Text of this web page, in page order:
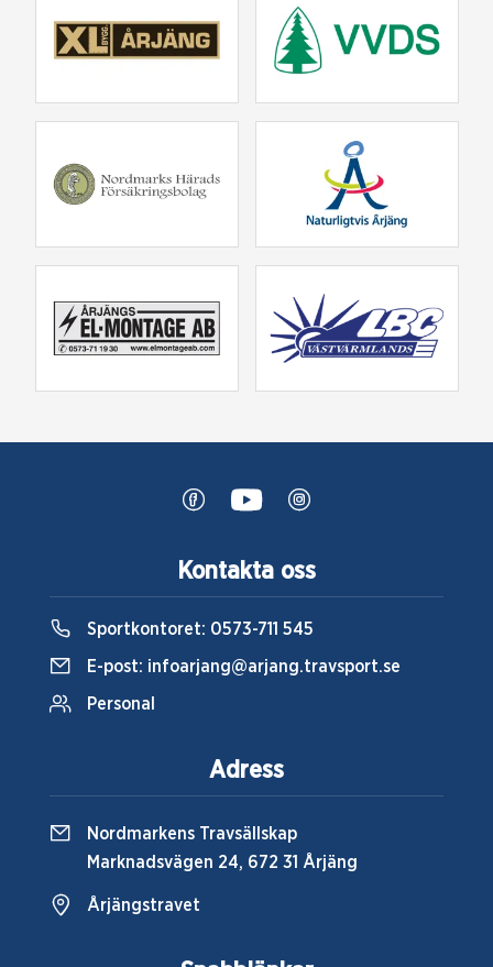
Kontakta oss
Sportkontoret: 0573-711 545
E-post: infoarjang@arjang.travsport.se
Personal
Adress
Nordmarkens Travsällskap
Marknadsvägen 24, 672 31 Årjäng
Årjängstravet